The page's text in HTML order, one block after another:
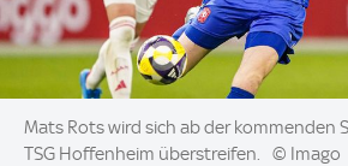
Image:
Mats Rots wird sich ab der kommenden
TSG Hoffenheim überstreifen.
© Imago